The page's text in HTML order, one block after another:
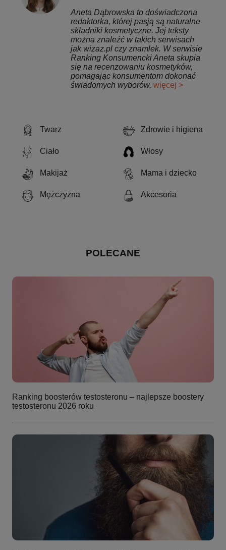
Twarz Zdrowie i higiena
Ciało Włosy
Makijaż Mama i dziecko
Mężczyzna Akcesoria
POLECANE
Ranking boosterów testosteronu – najlepsze boostery
testosteronu 2026 roku
Aneta Dąbrowska to doświadczona
redaktorka, której pasją są naturalne
składniki kosmetyczne. Jej teksty
można znaleźć w takich serwisach
jak wizaz.pl czy znamlek. W serwisie
Ranking Konsumencki Aneta skupia
się na recenzowaniu kosmetyków,
pomagając konsumentom dokonać
świadomych wyborów. więcej >